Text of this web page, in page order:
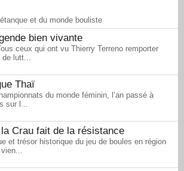
et du monde bouliste
bien vivante
ceux qui ont vu Thierry Terreno remporter
de lutt...
Thaï
du monde féminin, l’an passé à
sur l...
Crau fait de la résistance
et trésor historique du jeu de boules en région